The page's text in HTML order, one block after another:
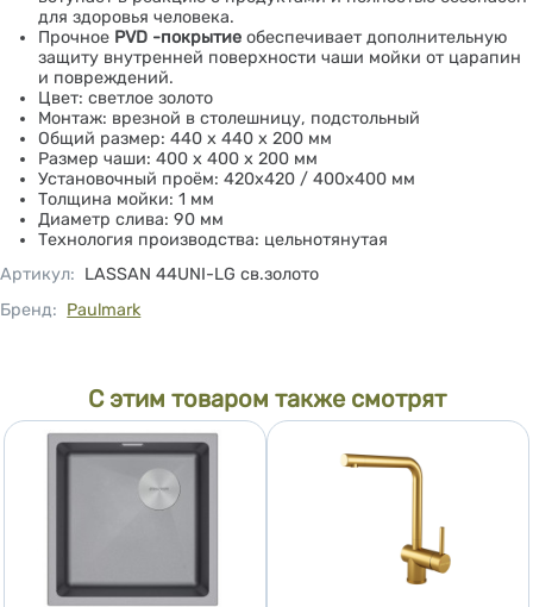
для здоровья человека.
Прочное PVD -покрытие обеспечивает дополнительную
защиту внутренней поверхности чаши мойки от царапин
и повреждений.
Цвет: светлое золото
Монтаж: врезной в столешницу, подстольный
Общий размер: 440 х 440 х 200 мм
Размер чаши: 400 х 400 х 200 мм
Установочный проём: 420х420 / 400х400 мм
Толщина мойки: 1 мм
Диаметр слива: 90 мм
Технология производства: цельнотянутая
Артикул: LASSAN 44UNI-LG св.золото
Бренд: Paulmark
С этим товаром также смотрят